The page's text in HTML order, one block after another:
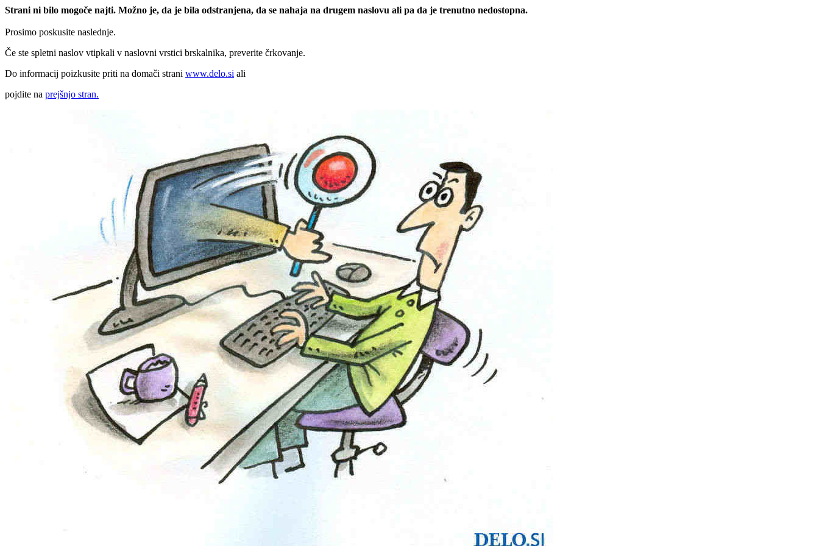
Strani ni bilo mogoče najti. Možno je, da je bila odstranjena, da se nahaja na drugem naslovu ali pa da je trenutno nedostopna.
Prosimo poskusite naslednje.
Če ste spletni naslov vtipkali v naslovni vrstici brskalnika, preverite črkovanje.
Do informacij poizkusite priti na domači strani www.delo.si ali
pojdite na prejšnjo stran.